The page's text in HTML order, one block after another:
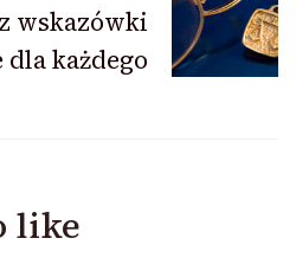
wskazówki
każdego
like